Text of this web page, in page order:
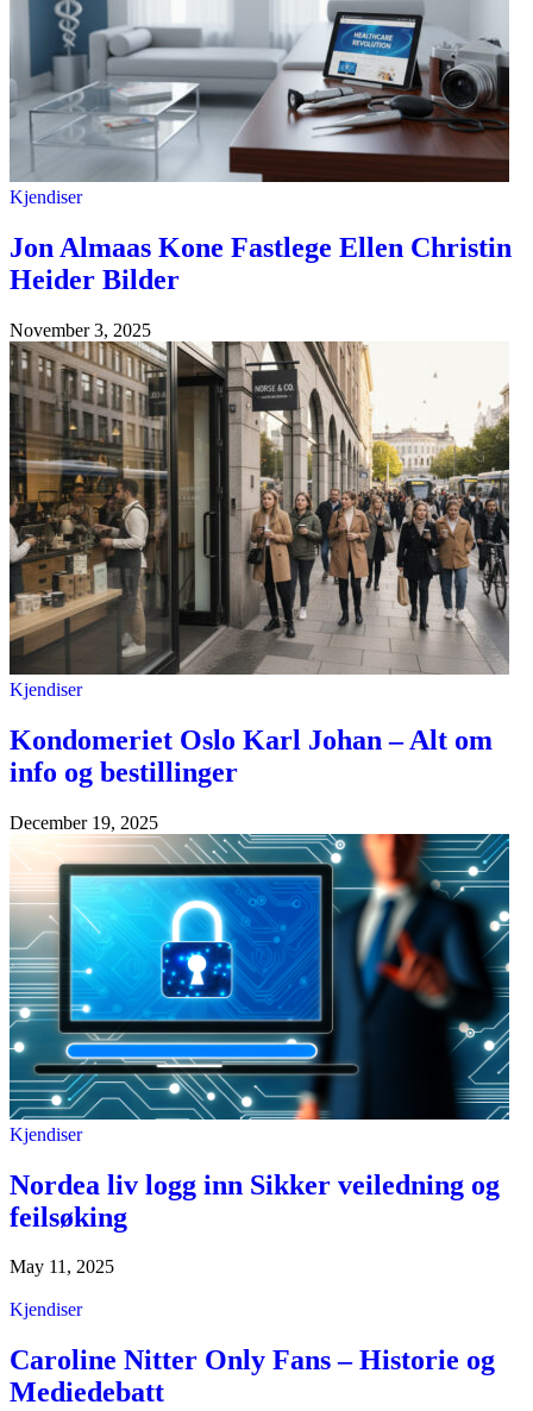
Kjendiser
Jon Almaas Kone Fastlege Ellen Christin
Heider Bilder
November 3, 2025
Kjendiser
Kondomeriet Oslo Karl Johan – Alt om
info og bestillinger
December 19, 2025
Kjendiser
Nordea liv logg inn Sikker veiledning og
feilsøking
May 11, 2025
Kjendiser
Caroline Nitter Only Fans – Historie og
Mediedebatt